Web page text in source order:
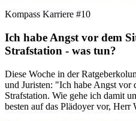
Kompass Karriere #10
Ich habe Angst vor dem
Strafstation - was tun?
Diese Woche in der
und Juristen: "Ich habe Angst vor
Strafstation. Wie gehe ich damit
besten auf das Plädoyer vor, Herr